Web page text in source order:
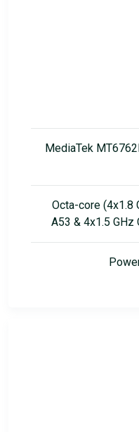
MediaTek
Octa-core (4x1.8
A53 & 4x1.5 GHz